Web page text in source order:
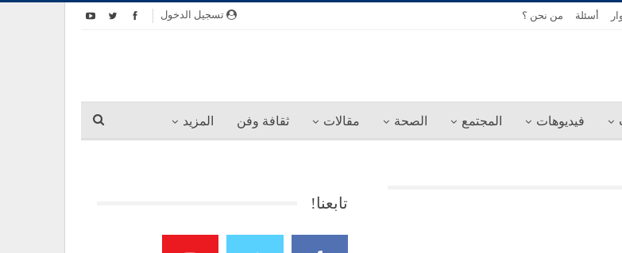
تسجيل الدخول أسئلة من نحن ؟
فيديوهات المجتمع الصحة مقالات ثقافة وفن المزيد
تابعنا!